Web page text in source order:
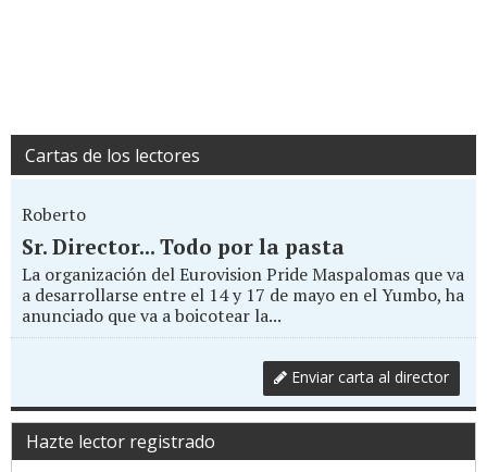
Cartas de los lectores
Roberto
Sr. Director... Todo por la pasta
La organización del Eurovision Pride Maspalomas que va
a desarrollarse entre el 14 y 17 de mayo en el Yumbo, ha
anunciado que va a boicotear la...
Enviar carta al director
Hazte lector registrado